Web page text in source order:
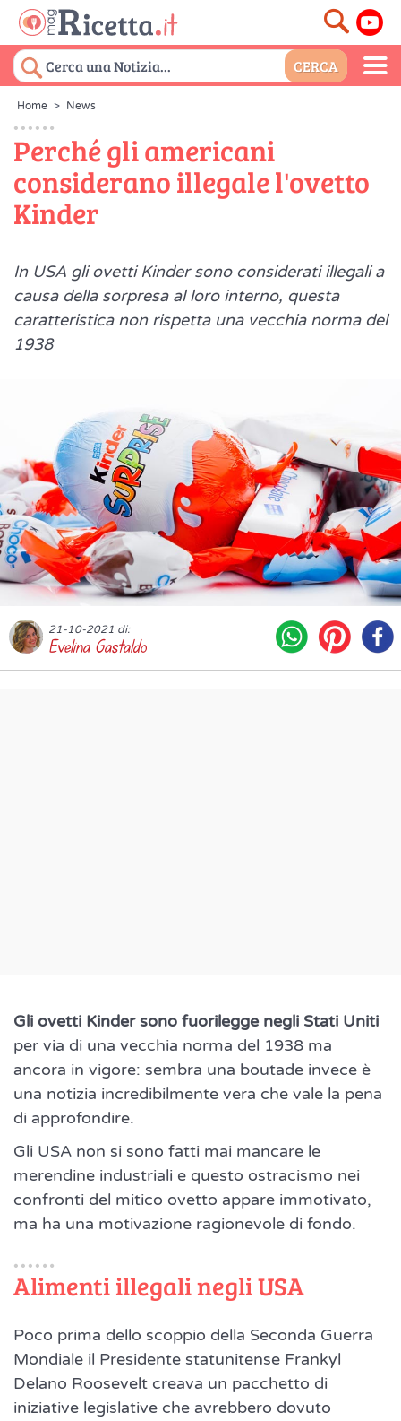
Home > News
Perché gli americani
considerano illegale l'ovetto
Kinder
In USA gli ovetti Kinder sono considerati illegali a
causa della sorpresa al loro interno, questa
caratteristica non rispetta una vecchia norma del
1938
21-10-2021 di:
Evelina Gastaldo
Gli ovetti Kinder sono fuorilegge negli Stati Uniti
per via di una vecchia norma del 1938 ma
ancora in vigore: sembra una boutade invece è
una notizia incredibilmente vera che vale la pena
di approfondire.
Gli USA non si sono fatti mai mancare le
merendine industriali e questo ostracismo nei
confronti del mitico ovetto appare immotivato,
ma ha una motivazione ragionevole di fondo.
Alimenti illegali negli USA
Poco prima dello scoppio della Seconda Guerra
Mondiale il Presidente statunitense Frankyl
Delano Roosevelt creava un pacchetto di
iniziative legislative che avrebbero dovuto